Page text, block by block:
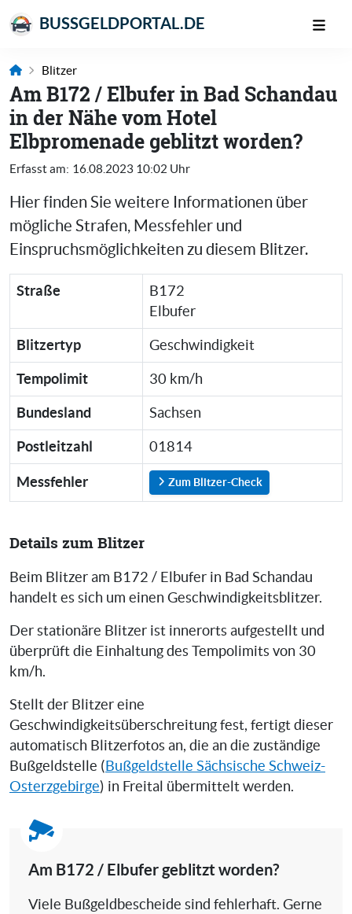
BUSSGELDPORTAL.DE
Blitzer
Am B172 / Elbufer in Bad Schandau
in der Nähe vom Hotel
Elbpromenade geblitzt worden?
Erfasst am: 16.08.2023 10:02 Uhr
Hier finden Sie weitere Informationen über
mögliche Strafen, Messfehler und
Einspruchsmöglichkeiten zu diesem Blitzer.
Straße
B172
Elbufer
Blitzertyp Geschwindigkeit
Tempolimit 30 km/h
Bundesland Sachsen
Postleitzahl 01814
Messfehler Zum Blitzer-Check
Details zum Blitzer
Beim Blitzer am B172 / Elbufer in Bad Schandau
handelt es sich um einen Geschwindigkeitsblitzer.
Der stationäre Blitzer ist innerorts aufgestellt und
überprüft die Einhaltung des Tempolimits von 30
km/h.
Stellt der Blitzer eine
Geschwindigkeitsüberschreitung fest, fertigt dieser
automatisch Blitzerfotos an, die an die zuständige
Bußgeldstelle ( Bußgeldstelle Sächsische Schweiz-
Osterzgebirge) in Freital übermittelt werden.
Am B172 / Elbufer geblitzt worden?
Viele Bußgeldbescheide sind fehlerhaft. Gerne